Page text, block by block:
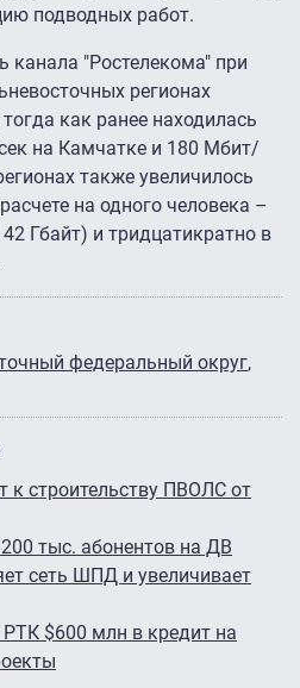
подводных работ.
канала "Ростелекома" при
регионах
как ранее находилась
на Камчатке и 180 Мбит/
также увеличилось
на одного человека –
Гбайт) и тридцатикратно в
федеральный округ
к строительству ПВОЛС от
тыс. абонентов на ДВ
сеть ШПД и увеличивает
$600 млн в кредит на